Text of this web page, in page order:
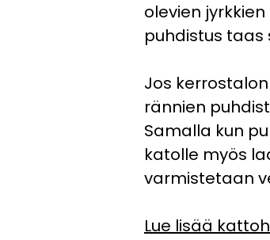
olevien
puhdistus
Jos
rännien
Samalla kun
katolle myös
varmistetaan
Lue lisää